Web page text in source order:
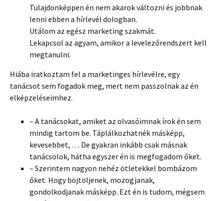
Tulajdonképpen én nem akarok változni és jobbnak
lenni ebben a hírlevél dologban.
Utálom az egész marketing szakmát.
Lekapcsol az agyam, amikor a levelezőrendszert kell
megtanulni.
Hiába iratkoztam fel a marketinges hírlevélre, egy
tanácsot sem fogadok meg, mert nem passzolnak az én
elképzeléseimhez.
– A tanácsokat, amiket az olvasóimnak írok én sem
mindig tartom be. Táplálkozhatnék másképp,
kevesebbet, … De gyakran inkább csak másnak
tanácsolok, hátha egyszer én is megfogadom őket.
– Szerintem nagyon nehéz ötletekkel bombázom
őket. Hogy böjtöljenek, mozogjanak,
gondolkodjanak másképp. Ezt én is tudom, mégsem